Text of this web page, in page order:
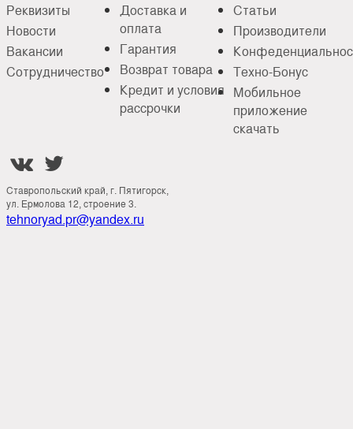
Реквизиты
Новости
Вакансии
Сотрудничество
Доставка и
оплата
Гарантия
Возврат товара
Кредит и условия
рассрочки
Статьи
Производители
Техно-Бонус
Мобильное
приложение
скачать
 
Ставропольский край, г. Пятигорск,
ул. Ермолова 12, строение 3.
tehnoryad.pr@yandex.ru